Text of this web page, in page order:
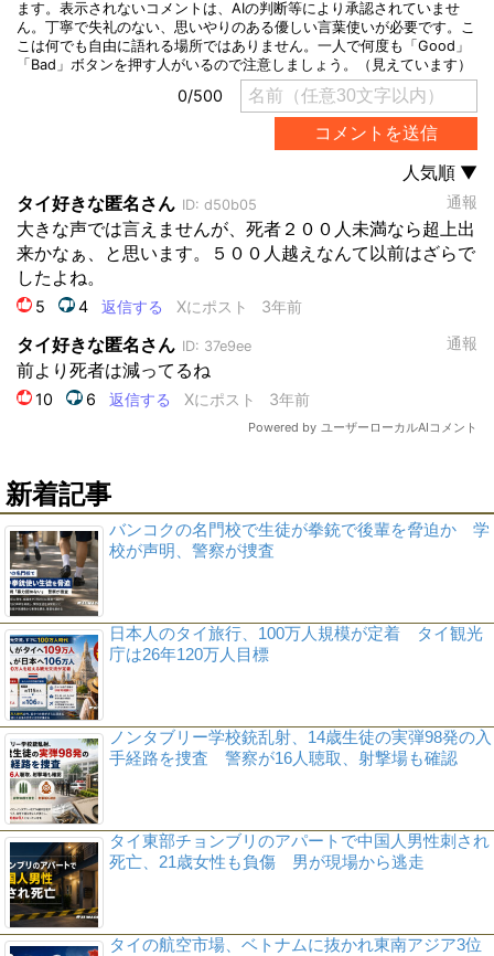
新着記事
バンコクの名門校で生徒が拳銃で後輩を脅迫か 学
校が声明、警察が捜査
日本人のタイ旅行、100万人規模が定着 タイ観光
庁は26年120万人目標
ノンタブリー学校銃乱射、14歳生徒の実弾98発の入
手経路を捜査 警察が16人聴取、射撃場も確認
タイ東部チョンブリのアパートで中国人男性刺され
死亡、21歳女性も負傷 男が現場から逃走
タイの航空市場、ベトナムに抜かれ東南アジア3位